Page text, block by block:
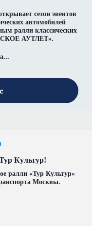
сезон эвентов
автомобилей
ралли классических
АУТЛЕТ».
Культур!
ралли «Тур Культур»
Москвы.